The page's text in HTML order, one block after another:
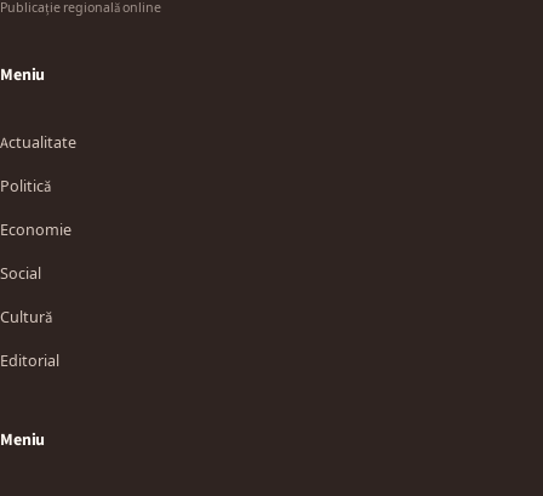
Publicație regională online
Meniu
Actualitate
Politică
Economie
Social
Cultură
Editorial
Meniu